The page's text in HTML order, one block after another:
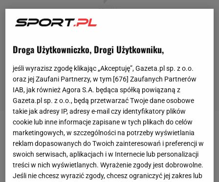
To był pierwszymeczLechaw tym sezonie, w
którym na ławce trenerskiej usiadł Mariusz Rumak.
"Kolejorz" mierzy z tym trenerem bardzo wysoko.
W Poznaniu marzą o podwójnej koronie i wierzą, że
Droga Użytkowniczko, Drogi Użytkowniku,
jeśli wyrazisz zgodę klikając „Akceptuję”, Gazeta.pl sp. z o.o.
oraz jej Zaufani Partnerzy, w tym [676] Zaufanych Partnerów
IAB, jak również Agora S.A. będąca spółką powiązaną z
Gazeta.pl sp. z o.o., będą przetwarzać Twoje dane osobowe
takie jak adresy IP, adresy e-mail czy identyfikatory plików
cookie lub inne informacje zapisane w tych plikach do celów
marketingowych, w szczególności na potrzeby wyświetlania
reklam dopasowanych do Twoich zainteresowań i preferencji w
swoich serwisach, aplikacjach i w Internecie lub personalizacji
treści w nich wyświetlanych. Wyrażenie zgody jest dobrowolne.
Jeśli nie chcesz wyrazić zgody, chcesz ograniczyć jej zakres lub